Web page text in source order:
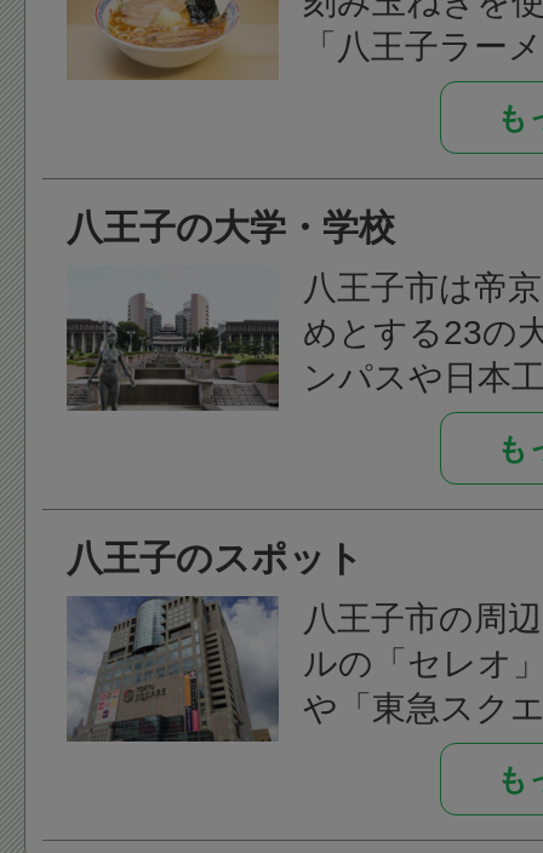
跡」、「船田
「北野遺跡」
知る事のでき
数存在します。
戦国時代にな
が多摩地域か
に勢力を伸ば
康の次男氏照
を構えました
八王子城の鎮
頭天王の8人
られていた八
が、現在の八
前の由来とさ
す。
北条家が豊臣
たのち、この
家康のものと
保長安により
「八王子ラー
グルメの「八
タン」やC級
ンカツ」があ
アで紹介取り
ことも多く、
王子のグルメ
以外にも知ら
なりました。
も
八王子の大学・学校
八王子市は帝
めとする23の
ンパスや日本
多数の専門学
約11万人の学
いるので、八
るJR中央線の
中心にマンシ
ートなどの不
他の都市に比
ます。
八王子市内の
は2016年の夏
も
八王子のスポット
八王子市の周
ルの「セレオ
や「東急スク
子」、サザン
ー、三井アウ
ークなどの大
も